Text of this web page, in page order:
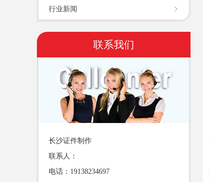
行业新闻
联系我们
长沙证件制作
联系人：
电话：19138234697